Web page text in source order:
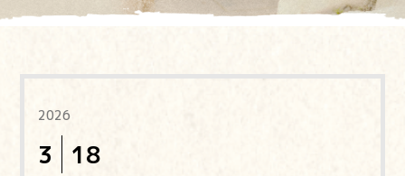
2026
3 18